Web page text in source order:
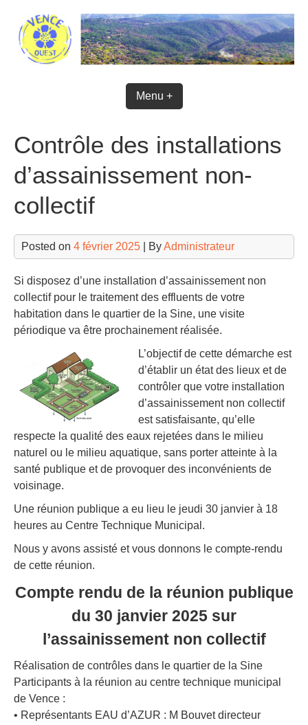
content
Menu +
Contrôle des installations
d’assainissement non-
collectif
Posted on 4 février 2025 | ByAdministrateur
Si disposez d’une installation d’assainissement non
collectif pour le traitement des effluents de votre
habitation dans le quartier de la Sine, une visite
périodique va être prochainement réalisée.
L’objectif de cette démarche est
d’établir un état des lieux et de
contrôler que votre installation
d’assainissement non collectif
est satisfaisante, qu’elle
respecte la qualité des eaux rejetées dans le milieu
naturel ou le milieu aquatique, sans porter atteinte à la
santé publique et de provoquer des inconvénients de
voisinage.
Une réunion publique a eu lieu le jeudi 30 janvier à 18
heures au Centre Technique Municipal.
Nous y avons assisté et vous donnons le compte-rendu
de cette réunion.
Compte rendu de la réunion publique
du 30 janvier 2025 sur
l’assainissement non collectif
Réalisation de contrôles dans le quartier de la Sine
Participants à la réunion au centre technique municipal
de Vence :
• Représentants EAU d’AZUR : M Bouvet directeur